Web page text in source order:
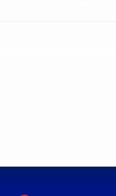
Стоматолог-